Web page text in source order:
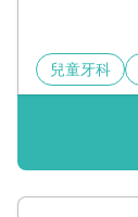
兒童牙科